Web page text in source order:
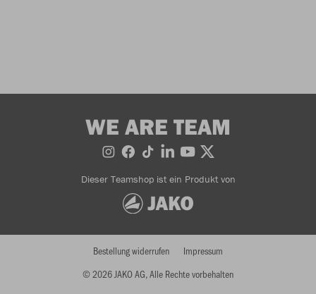
WE ARE TEAM
Dieser Teamshop ist ein Produkt von
© 2026 JAKO AG, Alle Rechte vorbehalten
Bestellung widerrufen Impressum